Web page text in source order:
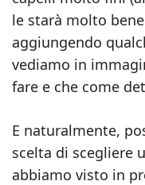
le starà molto
aggiungendo
vediamo in
fare e che come
E naturalmente,
scelta di scegliere
abbiamo visto in